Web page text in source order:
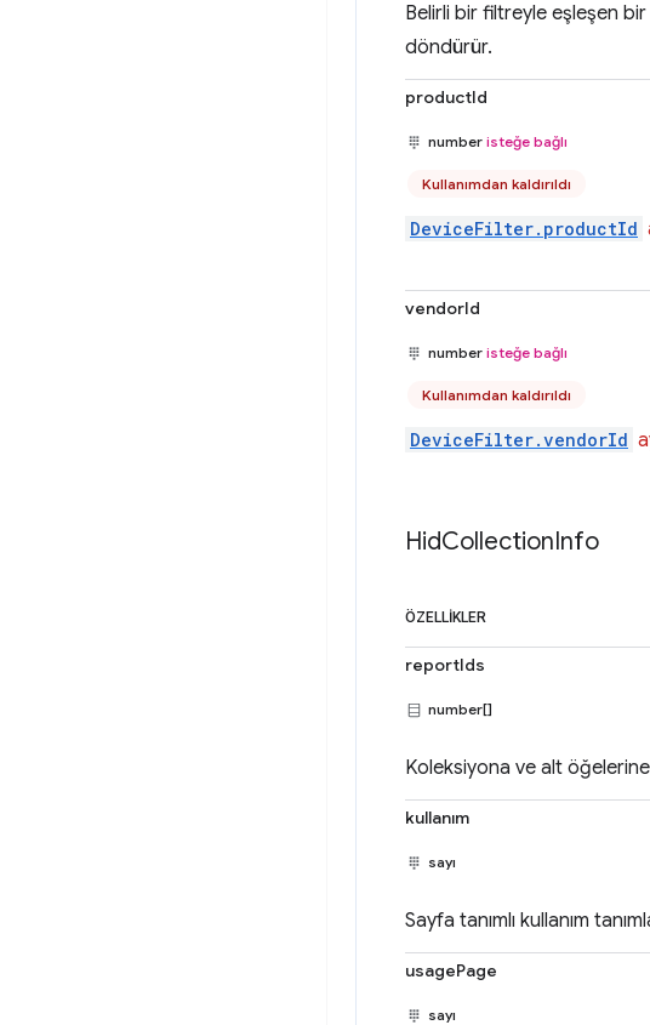
Belirli bir filtreyle eşleşen
döndürür.
productId
number isteğe bağlı
Kullanımdan kaldırıldı
DeviceFilter.productId
vendorId
number isteğe bağlı
Kullanımdan kaldırıldı
DeviceFilter.vendorId
HidCollectionInfo
ÖZELLIKLER
reportIds
number[]
Koleksiyona ve alt
kullanım
sayı
Sayfa tanımlı kullanım
usagePage
sayı